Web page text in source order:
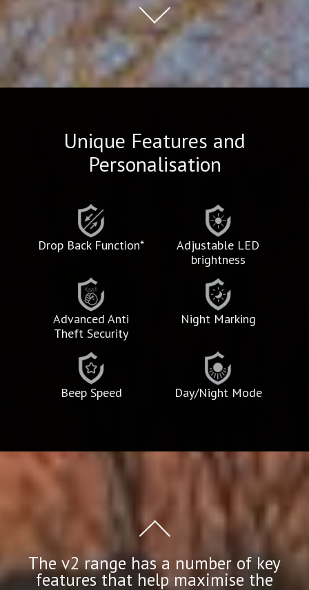
Unique Features and
Personalisation
Drop Back Function*
Adjustable LED
brightness
Advanced Anti
Theft Security
Night Marking
Beep Speed Day/Night Mode
The v2 range has a number of key
features that help maximise the